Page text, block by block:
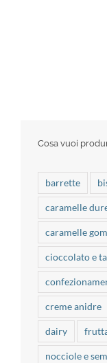
Cosa vuoi
barrette
caramelle
caramelle
cioccolato e
creme anidre
dairy
nocciole e